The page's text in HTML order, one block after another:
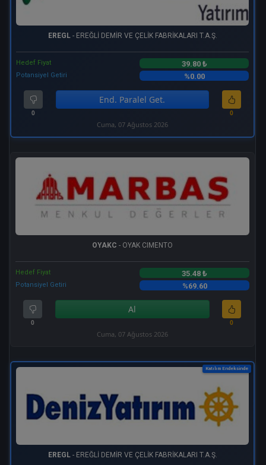
EREGL- EREĞLİ DEMİR VE ÇELİK FABRİKALARI T.A.Ş.
Hedef Fiyat 39.80 ₺
Potansiyel Getiri %0.00
0
End. Paralel Get.
0
Cuma, 07 Ağustos 2026
OYAKC - OYAK CIMENTO
Hedef Fiyat 35.48 ₺
Potansiyel Getiri %69.60
0
Al
0
Cuma, 07 Ağustos 2026
Katılım Endeksinde
EREGL- EREĞLİ DEMİR VE ÇELİK FABRİKALARI T.A.Ş.